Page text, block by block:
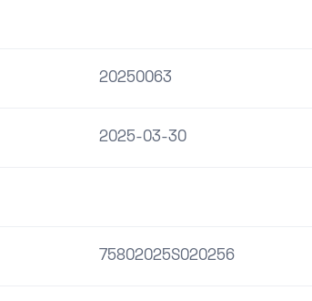
20250063
2025-03-30
75802025S020256